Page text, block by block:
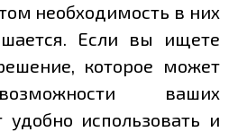
необходимость в них
Если вы ищете
которое может
ваших
удобно использовать и